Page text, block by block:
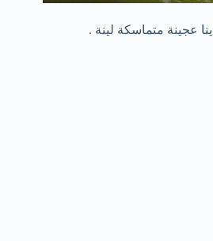
عجينة متماسكة لينة .